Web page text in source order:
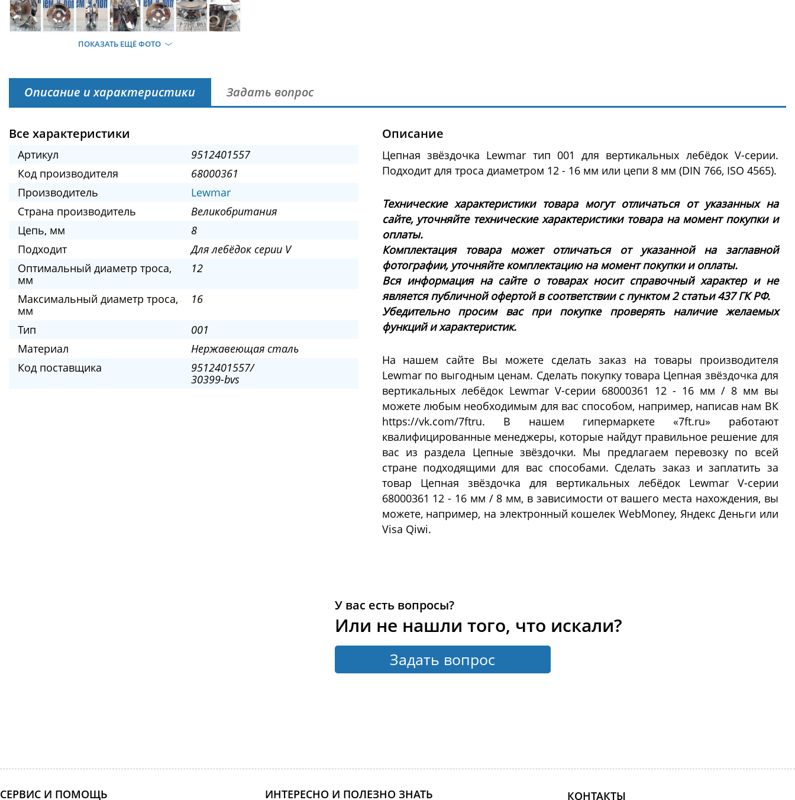
ПОКАЗАТЬ ЕЩЁ ФОТО
Описание и характеристики Задать вопрос
Все характеристики
Артикул
9512401557
Код производителя
68000361
Производитель
Lewmar
Страна производитель
Великобритания
Цепь, мм
8
Подходит
Для лебёдок серии V
Оптимальный диаметр троса,
мм
12
Максимальный диаметр троса,
мм
16
Тип
001
Материал
Нержавеющая сталь
Код поставщика
9512401557/
30399-bvs
Описание
Цепная звёздочка Lewmar тип 001 для вертикальных лебёдок V-серии.
Подходит для троса диаметром 12 - 16 мм или цепи 8 мм (DIN 766, ISO 4565).
Технические характеристики товара могут отличаться от указанных на
сайте, уточняйте технические характеристики товара на момент покупки и
оплаты.
Комплектация товара может отличаться от указанной на заглавной
фотографии, уточняйте комплектацию на момент покупки и оплаты.
Вся информация на сайте о товарах носит справочный характер и не
является публичной офертой в соответствии с пунктом 2 статьи 437 ГК РФ.
Убедительно просим вас при покупке проверять наличие желаемых
функций и характеристик.
На нашем сайте Вы можете сделать заказ на товары производителя
Lewmar по выгодным ценам. Сделать покупку товара Цепная звёздочка для
вертикальных лебёдок Lewmar V-серии 68000361 12 - 16 мм / 8 мм вы
можете любым необходимым для вас способом, например, написав нам ВК
https://vk.com/7ftru. В нашем гипермаркете «7ft.ru» работают
квалифицированные менеджеры, которые найдут правильное решение для
вас из раздела Цепные звёздочки. Мы предлагаем перевозку по всей
стране подходящими для вас способами. Сделать заказ и заплатить за
товар Цепная звёздочка для вертикальных лебёдок Lewmar V-серии
68000361 12 - 16 мм / 8 мм, в зависимости от вашего места нахождения, вы
можете, например, на электронный кошелек WebMoney, Яндекс Деньги или
Visa Qiwi.
У вас есть вопросы?
Или не нашли того, что искали?
Задать вопрос
СЕРВИС И ПОМОЩЬ ИНТЕРЕСНО И ПОЛЕЗНО ЗНАТЬ КОНТАКТЫ